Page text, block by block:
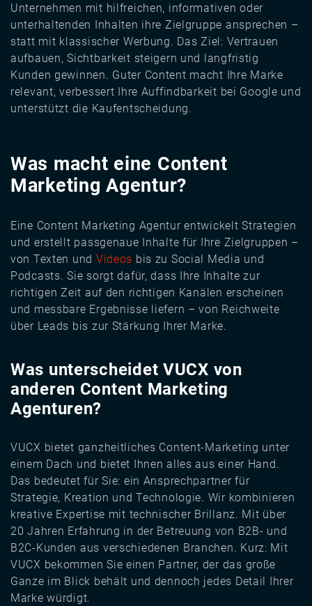
Unternehmen mit hilfreichen, informativen oder
unterhaltenden Inhalten ihre Zielgruppe ansprechen –
statt mit klassischer Werbung. Das Ziel: Vertrauen
aufbauen, Sichtbarkeit steigern und langfristig
Kunden gewinnen. Guter Content macht Ihre Marke
relevant, verbessert Ihre Auffindbarkeit bei Google und
unterstützt die Kaufentscheidung.
Was macht eine Content
Marketing Agentur?
Eine Content Marketing Agentur entwickelt Strategien
und erstellt passgenaue Inhalte für Ihre Zielgruppen –
von Texten und Videos bis zu Social Media und
Podcasts. Sie sorgt dafür, dass Ihre Inhalte zur
richtigen Zeit auf den richtigen Kanälen erscheinen
und messbare Ergebnisse liefern – von Reichweite
über Leads bis zur Stärkung Ihrer Marke.
Was unterscheidet VUCX von
anderen Content Marketing
Agenturen?
VUCX bietet ganzheitliches Content-Marketing unter
einem Dach und bietet Ihnen alles aus einer Hand.
Das bedeutet für Sie: ein Ansprechpartner für
Strategie, Kreation und Technologie. Wir kombinieren
kreative Expertise mit technischer Brillanz. Mit über
20 Jahren Erfahrung in der Betreuung von B2B- und
B2C-Kunden aus verschiedenen Branchen. Kurz: Mit
VUCX bekommen Sie einen Partner, der das große
Ganze im Blick behält und dennoch jedes Detail Ihrer
Marke würdigt.